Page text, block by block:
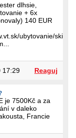
dlhsie,
+ 6x
140 EUR
ubytovanie/ski-
17:29 Reaguj
je 7500Kč a za
v daleko
Francie